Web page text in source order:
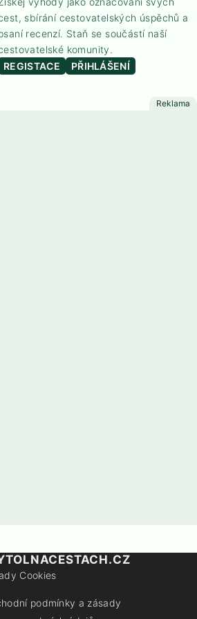
sbírání cestovatelských úspěchů a
recenzí. Staň se součástí naší
komunity.
REGISTACE
PŘIHLÁŠENÍ
Cookies
podmínky a zásady